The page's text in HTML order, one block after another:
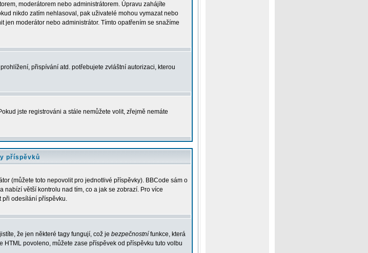
moderátorem nebo administrátorem. Úpravu zahájíte
nikdo zatím nehlasoval, pak uživatelé mohou vymazat nebo
moderátor nebo administrátor. Tímto opatřením se snažíme
přispívání atd. potřebujete zvláštní autorizaci, kterou
jste registrováni a stále nemůžete volit, zřejmě nemáte
příspěvků
(můžete toto nepovolit pro jednotlivé příspěvky). BBCode sám o
nabízí větší kontrolu nad tím, co a jak se zobrazí. Pro více
při odesílání příspěvku.
že jen některé tagy fungují, což je bezpečnostní funkce, která
povoleno, můžete zase příspěvek od příspěvku tuto volbu